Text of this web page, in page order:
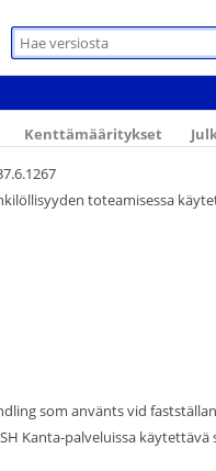
Kenttämääritykset
toteamisessa
som använts vid
SH Kanta-palveluissa